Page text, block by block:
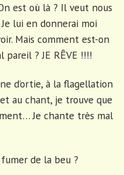
est où là ? Il veut nous
lui en donnerai moi
Mais comment est-on
pareil ? JE RÊVE !!!!
d’ortie, à la flagellation
au chant, je trouve que
Je chante très mal
de la beu ?